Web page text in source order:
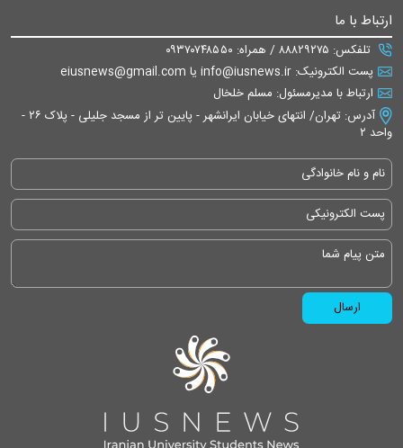
ارتباط با ما
تلفکس: ۸۸۸۲۹۲۷۵ / همراه: ۰۹۳۷۰۷۴۸۵۵۰
پست الکترونیک: info@iusnews.ir یا eiusnews@gmail.com
ارتباط با مدیرمسئول: مسلم خلخال
آدرس: تهران/ انتهای خیابان ایرانشهر - پایین تر از مسجد جلیلی - پلاک ۲۶ -
واحد ۲